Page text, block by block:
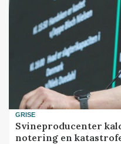
GRISE
Svineproducenter
notering en